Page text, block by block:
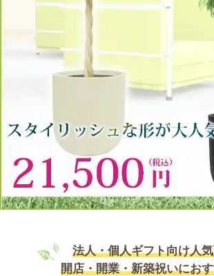
法人・個人ギフト向け人
開店・開業・新築祝いにお